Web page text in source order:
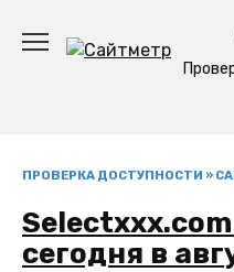
содержанию
ПРОВЕРКА ДОСТУПНОСТИ »
сегодня в